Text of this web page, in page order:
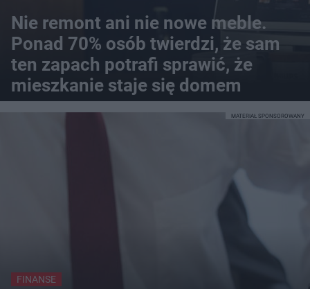
Nie remont ani nie nowe meble.
Ponad 70% osób twierdzi, że sam
ten zapach potrafi sprawić, że
mieszkanie staje się domem
FINANSE
MATERIAŁ SPONSOROWANY